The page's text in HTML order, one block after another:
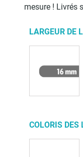
mesure ! Livrés
LARGEUR DE
COLORIS DES